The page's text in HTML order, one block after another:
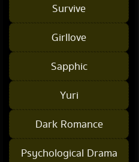
Survive
Girllove
Sapphic
Yuri
Dark Romance
Psychological Drama